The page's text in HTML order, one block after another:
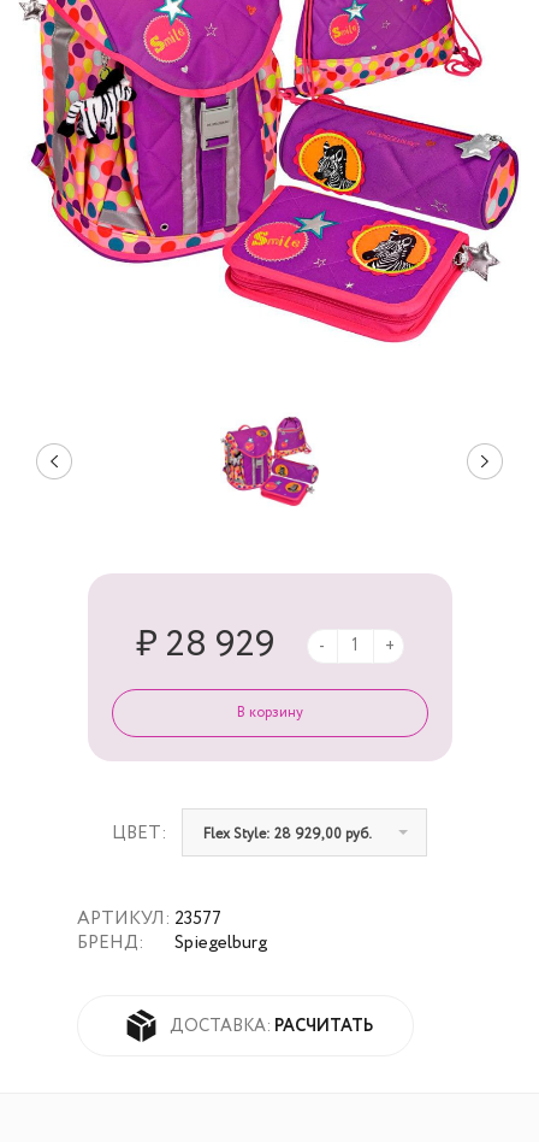
АРТИКУЛ:
БРЕНД:
23577
Spiegelburg
ДОСТАВКА: РАСЧИТАТЬ
ЦВЕТ: Flex Style: 28 929,00 руб.
₽ 28 929 - +